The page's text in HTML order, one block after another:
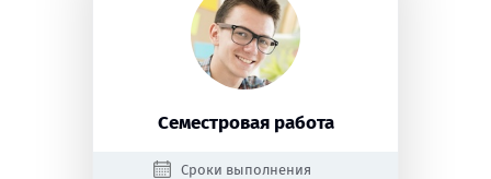
Семестровая работа
Сроки выполнения